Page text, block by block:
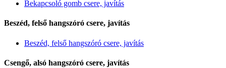
Bekapcsoló gomb csere, javítás
Beszéd, felső hangszóró csere, javítás
Beszéd, felső hangszóró csere, javítás
Csengő, alsó hangszóró csere, javítás